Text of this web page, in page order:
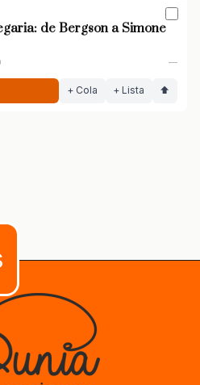
de Bergson a Simone
—
+ Cola + Lista ⬆